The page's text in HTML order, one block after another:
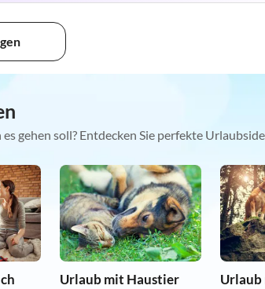
gehen soll? Entdecken Sie perfekte
Urlaub mit Haustier Urlaub